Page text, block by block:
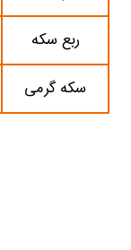
ربع سکه
سکه گرمی